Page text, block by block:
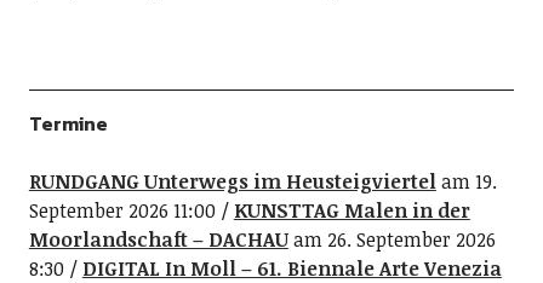
Termine
RUNDGANG Unterwegs im Heusteigviertelam 19.
September 2026 11:00
KUNSTTAG Malen in der
Moorlandschaft – DACHAUam 26. September 2026
8:30
DIGITAL In Moll – 61. Biennale Arte Venezia